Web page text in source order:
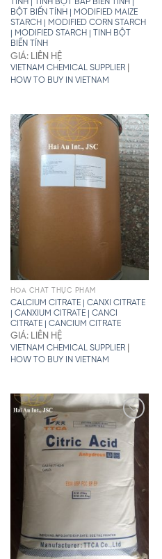
TÍNH | TINH BỘT BẮP BIẾN TÍNH |
BỘT BIẾN TÍNH | MODIFIED MAIZE
STARCH | MODIFIED CORN STARCH
| MODIFIED STARCH | TINH BỘT
BIẾN TÍNH
GIÁ: LIÊN HỆ
VIETNAM CHEMICAL SUPPLIER|
HOW TO BUY IN VIETNAM
HÓA CHẤT THỰC PHẨM
CALCIUM CITRATE | CANXI CITRATE
| CANXIUM CITRATE | CANCI
CITRATE | CANCIUM CITRATE
GIÁ: LIÊN HỆ
VIETNAM CHEMICAL SUPPLIER|
HOW TO BUY IN VIETNAM